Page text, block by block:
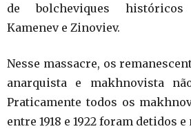
de bolcheviques
Kamenev e Zinoviev.
Nesse massacre, os
anarquista e makhnovista
Praticamente todos os
entre 1918 e 1922 foram detidos